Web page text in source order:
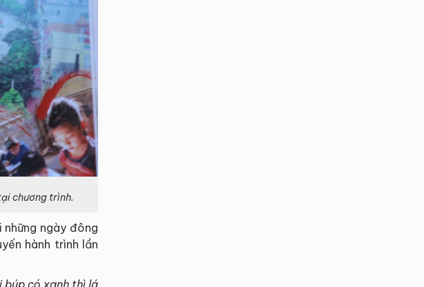
chương trình.
ngày đông
hành trình lần